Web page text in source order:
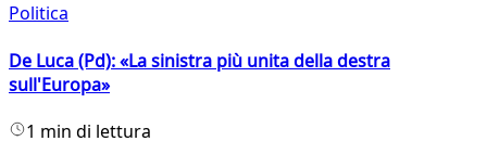
Politica
De Luca (Pd): «La sinistra più unita della destra
sull'Europa»
1 min di lettura